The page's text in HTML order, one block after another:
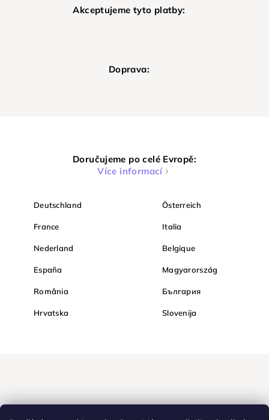
Akceptujeme tyto platby:
Doprava:
Doručujeme po celé Evropě:
Více informací
Deutschland Österreich
France Italia
Nederland Belgique
España Magyarország
România България
Hrvatska Slovenija